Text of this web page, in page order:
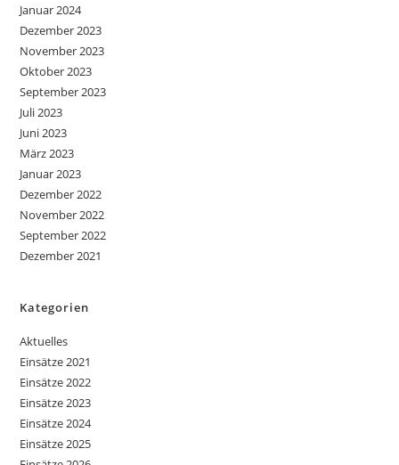
Januar 2024
Dezember 2023
November 2023
Oktober 2023
September 2023
Juli 2023
Juni 2023
März 2023
Januar 2023
Dezember 2022
November 2022
September 2022
Dezember 2021
Kategorien
Aktuelles
Einsätze 2021
Einsätze 2022
Einsätze 2023
Einsätze 2024
Einsätze 2025